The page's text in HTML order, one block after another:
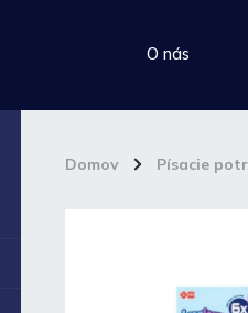
O nás
Domov / Písacie